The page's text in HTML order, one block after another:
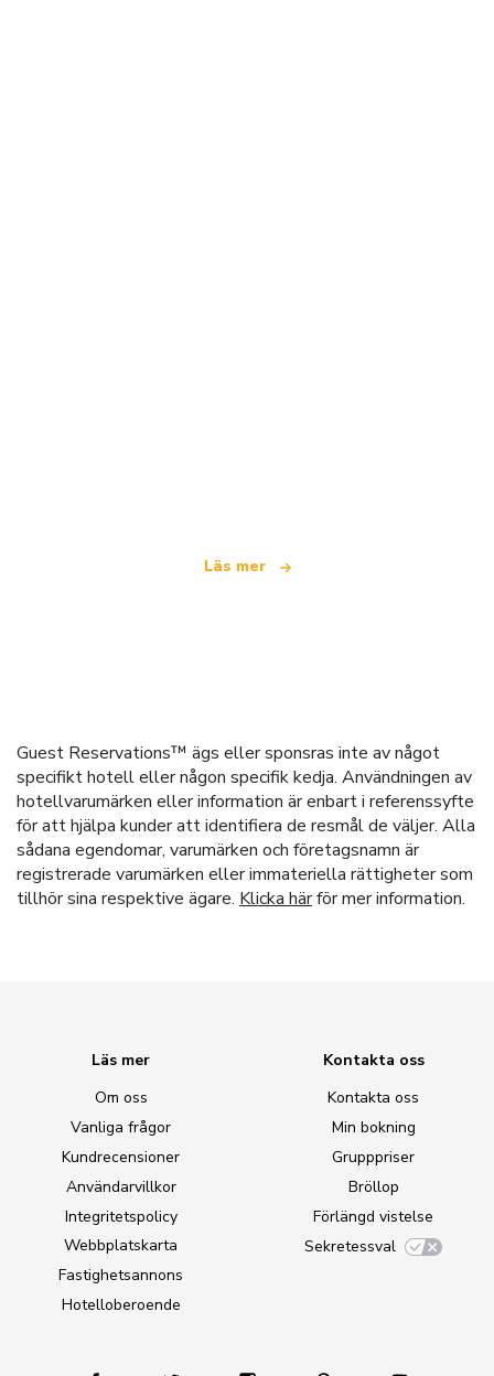
Läs mer
Guest Reservations™ ägs eller sponsras inte av något
specifikt hotell eller någon specifik kedja. Användningen av
hotellvarumärken eller information är enbart i referenssyfte
för att hjälpa kunder att identifiera de resmål de väljer. Alla
sådana egendomar, varumärken och företagsnamn är
registrerade varumärken eller immateriella rättigheter som
tillhör sina respektive ägare. Klicka härför mer information.
Läs mer
Om oss
Vanliga frågor
Kundrecensioner
Användarvillkor
Integritetspolicy
Webbplatskarta
Fastighetsannons
Hotelloberoende
Kontakta oss
Kontakta oss
Min bokning
Grupppriser
Bröllop
Förlängd vistelse
Sekretessval